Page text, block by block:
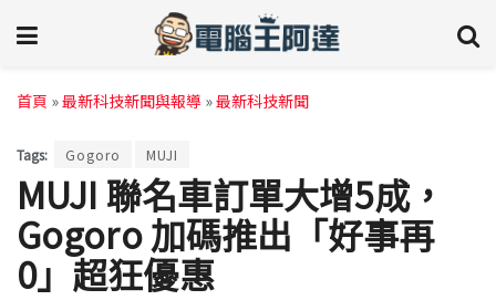
首頁 »最新科技新聞與報導 »最新科技新聞
Tags: Gogoro MUJI
MUJI 聯名車訂單大增5成，
Gogoro 加碼推出「好事再
0」超狂優惠